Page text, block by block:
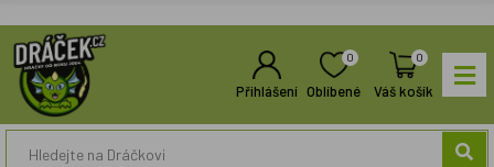
Přihlášení
0
Oblíbené
0
Váš košík